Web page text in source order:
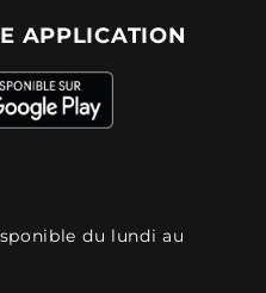
APPLICATION
du lundi au